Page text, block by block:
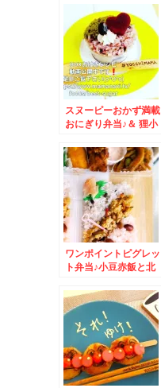
「狸comichi」内の
「８２．５坪」さんは
牡蠣料理専門店だけど
ランチのボリューム(*
´艸`*)とジンギスカン
定食とまぜそばも美味
しいの～
スヌーピーおかず満載
おにぎり弁当♪＆ 狸小
「焼鳥 富士山」さん
の「ヤキトン、シロ、
鳥レバー」タレがうま
っ(*´艸`*)
ワンポイントピグレッ
ト弁当♪小豆赤飯と北
店「シハチの１０種海
鮮丼」が１５種だった
～～＾＾